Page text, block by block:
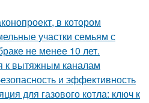
в котором
участки семьям с
не менее 10 лет.
к вытяжным каналам
и эффективность
для газового котла: ключ к